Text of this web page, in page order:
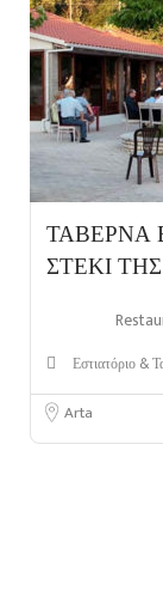
ΤΑΒΕΡΝΑ
ΣΤΕΚΙ
Εστιατόριο &
Arta